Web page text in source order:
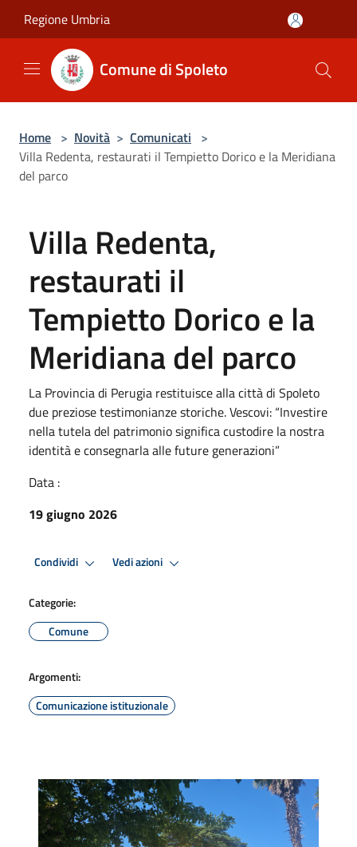
Regione Umbria
Comune di Spoleto
Home > Novità > Comunicati >
Villa Redenta, restaurati il Tempietto Dorico e la Meridiana
del parco
Villa Redenta,
restaurati il
Tempietto Dorico e la
Meridiana del parco
La Provincia di Perugia restituisce alla città di Spoleto
due preziose testimonianze storiche. Vescovi: “Investire
nella tutela del patrimonio significa custodire la nostra
identità e consegnarla alle future generazioni”
Data :
19 giugno 2026
Condividi Vedi azioni
Categorie:
Comune
Argomenti:
Comunicazione istituzionale